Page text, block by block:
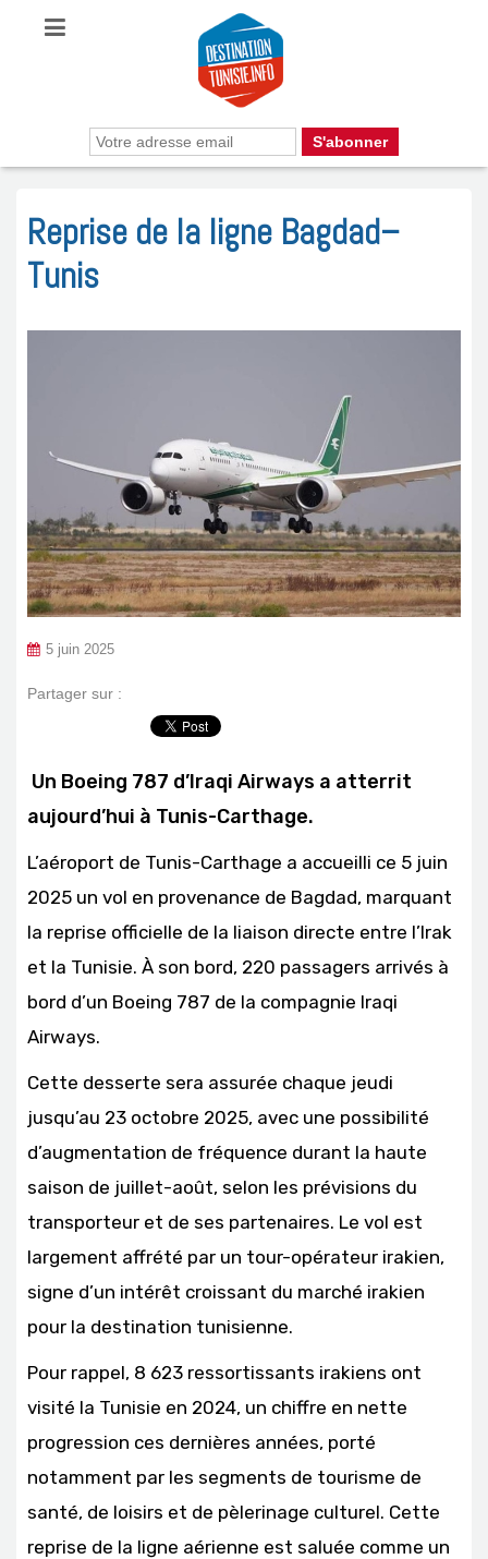
Reprise de la ligne Bagdad–
Tunis
5 juin 2025
Partager sur :
Un Boeing 787 d’Iraqi Airways a atterrit
aujourd’hui à Tunis-Carthage.
L’aéroport de Tunis-Carthage a accueilli ce 5 juin
2025 un vol en provenance de Bagdad, marquant
la reprise officielle de la liaison directe entre l’Irak
et la Tunisie. À son bord, 220 passagers arrivés à
bord d’un Boeing 787 de la compagnie Iraqi
Airways.
Cette desserte sera assurée chaque jeudi
jusqu’au 23 octobre 2025, avec une possibilité
d’augmentation de fréquence durant la haute
saison de juillet-août, selon les prévisions du
transporteur et de ses partenaires. Le vol est
largement affrété par un tour-opérateur irakien,
signe d’un intérêt croissant du marché irakien
pour la destination tunisienne.
Pour rappel, 8 623 ressortissants irakiens ont
visité la Tunisie en 2024, un chiffre en nette
progression ces dernières années, porté
notamment par les segments de tourisme de
santé, de loisirs et de pèlerinage culturel. Cette
reprise de la ligne aérienne est saluée comme un